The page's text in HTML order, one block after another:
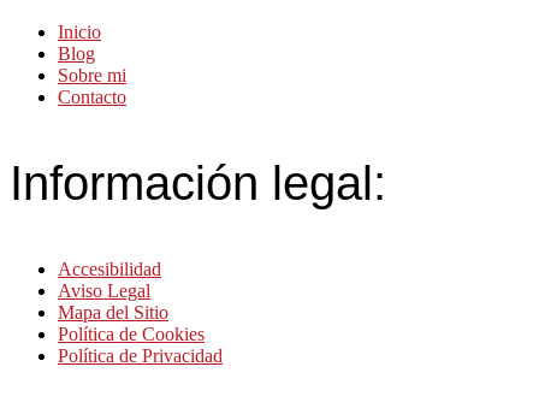
Inicio
Blog
Sobre mi
Contacto
Información legal:
Accesibilidad
Aviso Legal
Mapa del Sitio
Política de Cookies
Política de Privacidad